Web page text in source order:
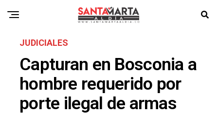
JUDICIALES
Capturan en Bosconia a
hombre requerido por
porte ilegal de armas